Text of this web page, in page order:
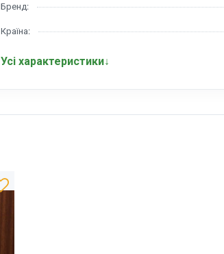
Бренд:
Країна:
Усі характеристики↓